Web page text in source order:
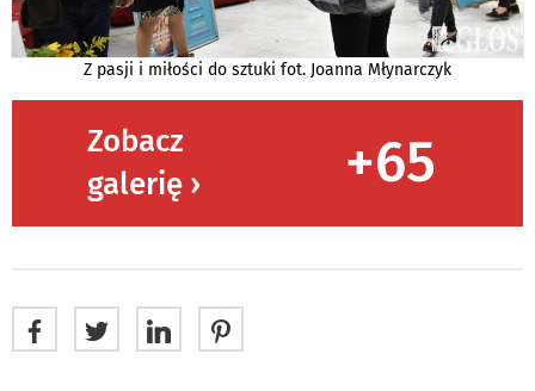
Z pasji i miłości do sztuki fot. Joanna Młynarczyk
Zobacz
galerię ›
+65